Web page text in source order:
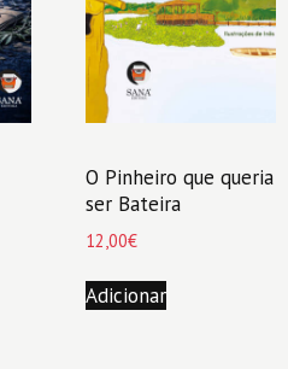
O Pinheiro que queria
ser Bateira
12,00€
Adicionar